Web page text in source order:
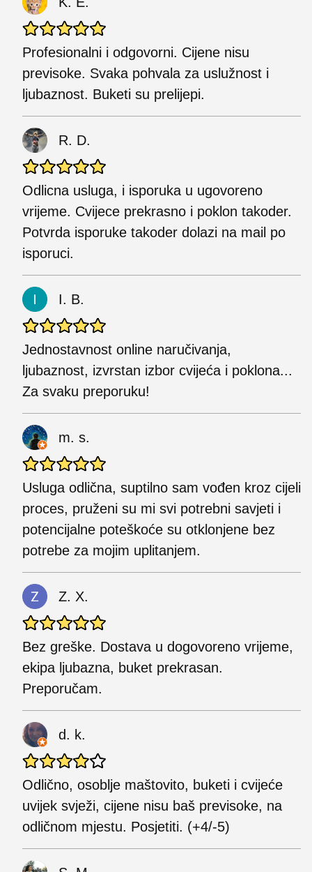
Profesionalni i odgovorni. Cijene nisu
previsoke. Svaka pohvala za uslužnost i
ljubaznost. Buketi su prelijepi.
R. D.
Odlicna usluga, i isporuka u ugovoreno
vrijeme. Cvijece prekrasno i poklon takoder.
Potvrda isporuke takoder dolazi na mail po
isporuci.
I. B.
Jednostavnost online naručivanja,
ljubaznost, izvrstan izbor cvijeća i poklona...
Za svaku preporuku!
m. s.
Usluga odlična, suptilno sam vođen kroz cijeli
proces, pruženi su mi svi potrebni savjeti i
potencijalne poteškoće su otklonjene bez
potrebe za mojim uplitanjem.
Z. X.
Bez greške. Dostava u dogovoreno vrijeme,
ekipa ljubazna, buket prekrasan.
Preporučam.
d. k.
Odlično, osoblje maštovito, buketi i cvijeće
uvijek svježi, cijene nisu baš previsoke, na
odličnom mjestu. Posjetiti. (+4/-5)